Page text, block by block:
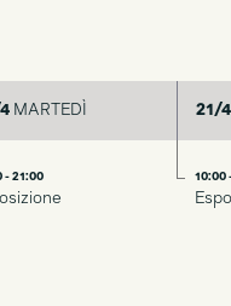
MARTEDÌ
- 21:00
21/4
10:00